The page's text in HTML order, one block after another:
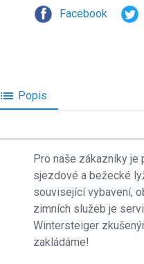
Facebook
list Popis
Pro naše zákazníky
sjezdové a bežecké
související vybavení,
zimních služeb je
Wintersteiger
zakládáme!